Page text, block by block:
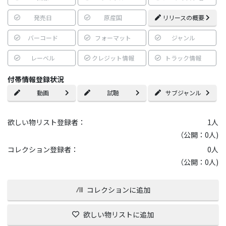
発売日 原産国 リリースの概要
バーコード フォーマット ジャンル
レーベル クレジット情報 トラック情報
付帯情報登録状況
動画 試聴 サブジャンル
欲しい物リスト登録者： 1 人
（公開：0人)
コレクション登録者：
0人
（公開：0人)
コレクションに追加
欲しい物リストに追加